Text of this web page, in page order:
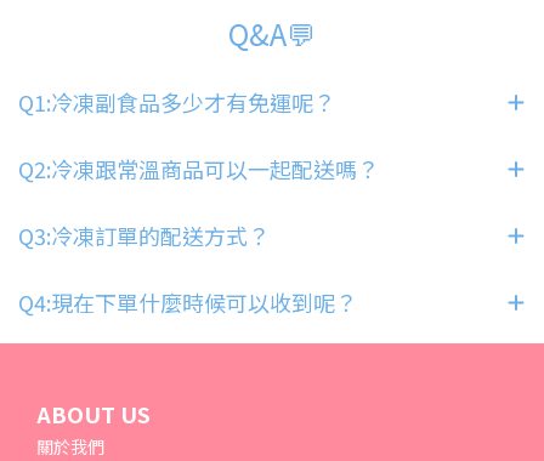
Q&A💬
Q1:冷凍副食品多少才有免運呢？
Q2:冷凍跟常溫商品可以一起配送嗎？
Q3:冷凍訂單的配送方式？
Q4:現在下單什麼時候可以收到呢？
ABOUT US
關於我們